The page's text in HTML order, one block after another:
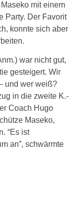
mit einem
Party. Der Favorit
konnte sich aber
war nicht gut,
gesteigert. Wir
und wer weiß?
in die zweite K.-
Coach Hugo
Maseko,
“Es ist
an”, schwärmte